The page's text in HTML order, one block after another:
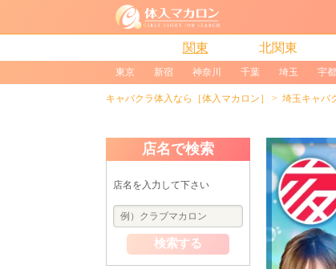
関東 北関東
東京 新宿 神奈川 千葉 埼玉 宇
キャバクラ体入なら［体入マカロン］ 埼玉キャバ
店名で検索
店名を入力して下さい
検索する